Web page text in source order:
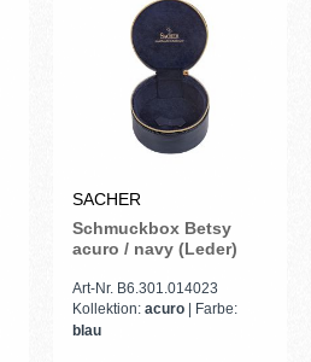
SACHER
Schmuckbox Betsy
acuro / navy (Leder)
Art-Nr. B6.301.014023
Kollektion: acuro
| Farbe:
blau